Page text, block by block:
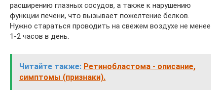
расширению глазных сосудов, а также к нарушению
функции печени, что вызывает пожелтение белков.
Нужно стараться проводить на свежем воздухе не менее
1-2 часов в день.
Читайте также: Ретинобластома - описание,
симптомы (признаки).